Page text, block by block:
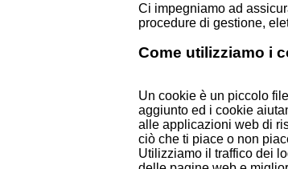
Ci impegniamo ad
procedure di gestione,
Come utilizziamo i
Un cookie è un piccolo
aggiunto ed i cookie
alle applicazioni web di
ciò che ti piace o non
Utilizziamo il traffico dei